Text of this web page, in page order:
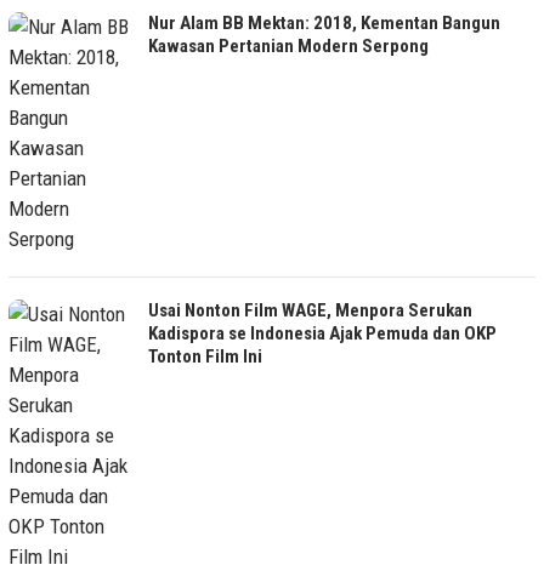
Nur Alam BB Mektan: 2018, Kementan Bangun
Kawasan Pertanian Modern Serpong
Usai Nonton Film WAGE, Menpora Serukan
Kadispora se Indonesia Ajak Pemuda dan OKP
Tonton Film Ini